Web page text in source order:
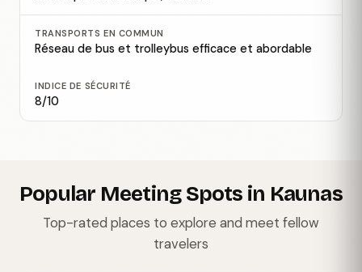
TRANSPORTS EN COMMUN
Réseau de bus et trolleybus efficace et abordable
INDICE DE SÉCURITÉ
8/10
Popular Meeting Spots in Kaunas
Top-rated places to explore and meet fellow
travelers